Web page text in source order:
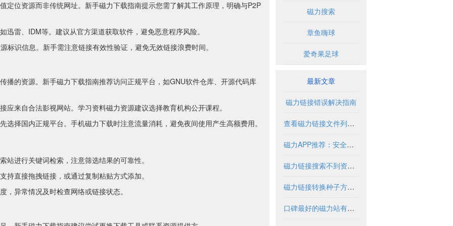
定位资源而非传统网址。新手磁力下载指南提示您需了解其工作原理，明确与P2P
迅雷、IDM等。建议从官方渠道获取软件，避免恶意程序风险。
标识信息。新手需注意链接有效性验证，避免无效链接浪费时间。
播的资源。新手磁力下载指南推荐访问正规平台，如GNU软件仓库、开源代码库
应来自合法影视网站。学习资料磁力资源建议选择教育机构公开课程。
选择国内正规平台。手机磁力下载时注意流量消耗，避免夜间使用产生高额费用。
进行关键词检索，注意筛选结果的可靠性。
直接拖拽链接，或通过复制粘贴方式添加。
，异常情况及时检查网络或链接状态。
磁力搜索
章鱼嗨球
爱奇果足球
最新文章
磁力链接错误解决指南
查看磁力链接文件列表的实用方法与工具
磁力APP推荐：安全使用指南与优质资源盘点
磁力链接搜索不到资源怎么办？
磁力链接转换种子方法与工具解析
口碑最好的磁力站有哪些推荐？2024年全面解析